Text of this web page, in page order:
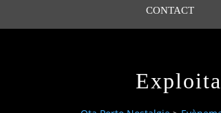
CONTACT